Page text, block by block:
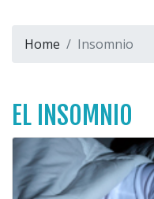
Home Insomnio
EL INSOMNIO